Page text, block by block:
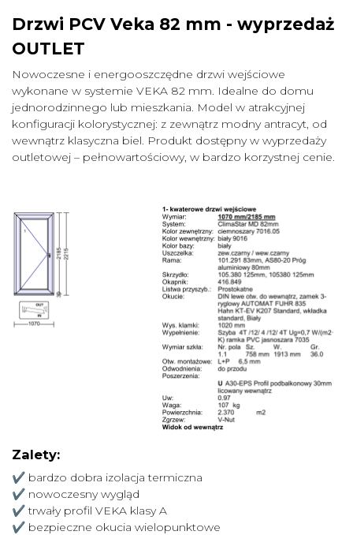
Drzwi PCV Veka 82 mm - wyprzedaż
OUTLET
Nowoczesne i energooszczędne drzwi wejściowe
wykonane w systemie VEKA 82 mm. Idealne do domu
jednorodzinnego lub mieszkania. Model w atrakcyjnej
konfiguracji kolorystycznej: z zewnątrz modny antracyt, od
wewnątrz klasyczna biel. Produkt dostępny w wyprzedaży
outletowej – pełnowartościowy, w bardzo korzystnej cenie.
Zalety:
✔ bardzo dobra izolacja termiczna
✔ nowoczesny wygląd
✔ trwały profil VEKA klasy A
✔ bezpieczne okucia wielopunktowe